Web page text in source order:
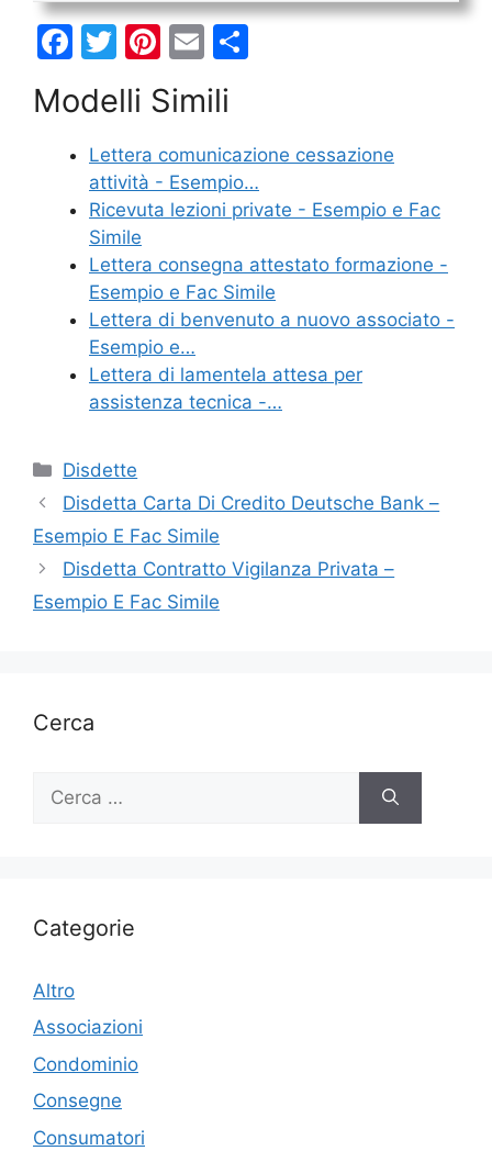
F
c
e
b
o
o
k
T
itt
er
Pi
er
e
st
E
ai
l
di
vi
di
Modelli Simili
Lettera comunicazione cessazione
attività - Esempio…
Ricevuta lezioni private - Esempio e Fac
Simile
Lettera consegna attestato formazione -
Esempio e Fac Simile
Lettera di benvenuto a nuovo associato -
Esempio e…
Lettera di lamentela attesa per
assistenza tecnica -…
Categorie
Disdette
Disdetta Carta Di Credito Deutsche Bank –
Esempio E Fac Simile
Disdetta Contratto Vigilanza Privata –
Esempio E Fac Simile
Cerca
per:
Categorie
Altro
Associazioni
Condominio
Consegne
Consumatori